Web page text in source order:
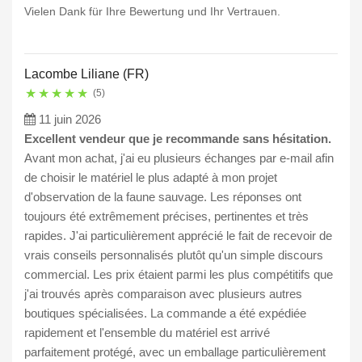
Vielen Dank für Ihre Bewertung und Ihr Vertrauen.
Lacombe Liliane (FR)
★ ★ ★ ★ ★ (5)
11 juin 2026
Excellent vendeur que je recommande sans hésitation.
Avant mon achat, j'ai eu plusieurs échanges par e-mail afin
de choisir le matériel le plus adapté à mon projet
d'observation de la faune sauvage. Les réponses ont
toujours été extrêmement précises, pertinentes et très
rapides. J'ai particulièrement apprécié le fait de recevoir de
vrais conseils personnalisés plutôt qu'un simple discours
commercial. Les prix étaient parmi les plus compétitifs que
j'ai trouvés après comparaison avec plusieurs autres
boutiques spécialisées. La commande a été expédiée
rapidement et l'ensemble du matériel est arrivé
parfaitement protégé, avec un emballage particulièrement